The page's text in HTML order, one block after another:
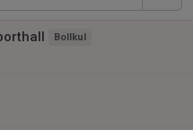
Bollkul